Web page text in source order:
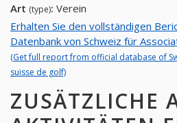
Art (type): Verein
Erhalten Sie den vollständigen
Datenbank von Schweiz für
(Get full report from official database of
suisse de golf)
ZUSÄTZLICHE